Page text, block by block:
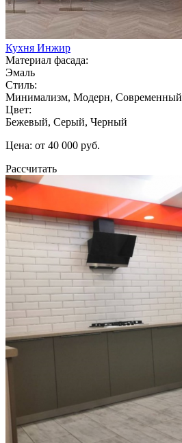
Кухня Инжир
Материал фасада:
Эмаль
Стиль:
Минимализм, Модерн, Современный
Цвет:
Бежевый, Серый, Черный
Цена: от 40 000 руб.
Рассчитать